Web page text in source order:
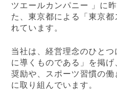
ツエールカンパニー 」に
た、東京都による「東京
れています。
当社は、経営理念のひと
に導くものである」を掲げ
奨励や、スポーツ習慣の
に取り組んでいます。